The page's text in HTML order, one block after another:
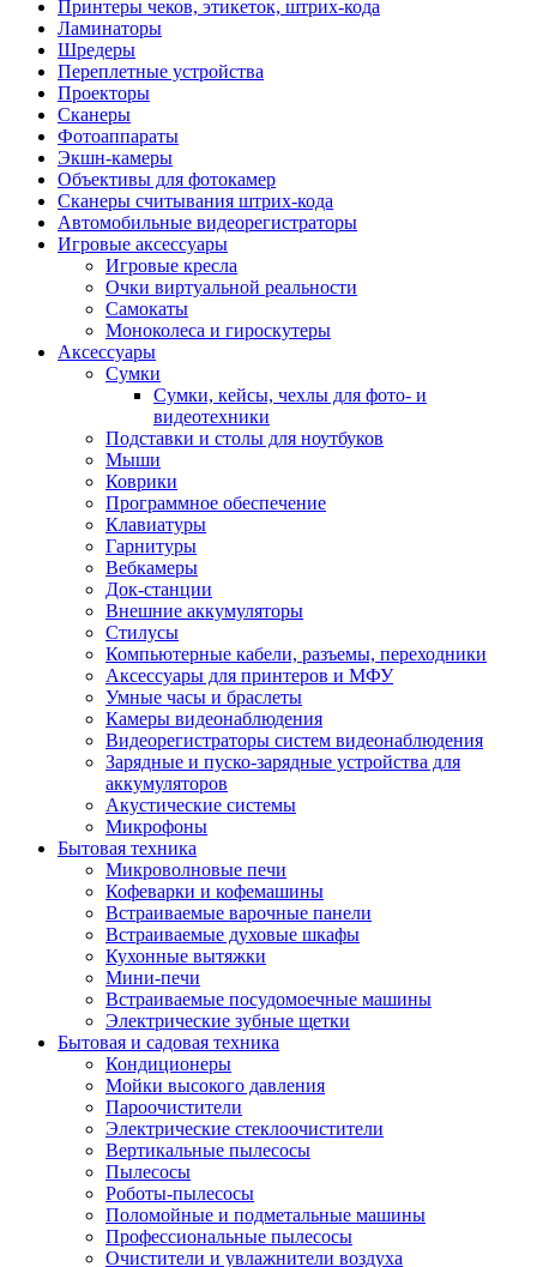
Принтеры чеков, этикеток, штрих-кода
Ламинаторы
Шредеры
Переплетные устройства
Проекторы
Сканеры
Фотоаппараты
Экшн-камеры
Объективы для фотокамер
Сканеры считывания штрих-кода
Автомобильные видеорегистраторы
Игровые аксессуары
Игровые кресла
Очки виртуальной реальности
Самокаты
Моноколеса и гироскутеры
Аксессуары
Сумки
Сумки, кейсы, чехлы для фото- и
видеотехники
Подставки и столы для ноутбуков
Мыши
Коврики
Программное обеспечение
Клавиатуры
Гарнитуры
Вебкамеры
Док-станции
Внешние аккумуляторы
Стилусы
Компьютерные кабели, разъемы, переходники
Аксессуары для принтеров и МФУ
Умные часы и браслеты
Камеры видеонаблюдения
Видеорегистраторы систем видеонаблюдения
Зарядные и пуско-зарядные устройства для
аккумуляторов
Акустические системы
Микрофоны
Бытовая техника
Микроволновые печи
Кофеварки и кофемашины
Встраиваемые варочные панели
Встраиваемые духовые шкафы
Кухонные вытяжки
Мини-печи
Встраиваемые посудомоечные машины
Электрические зубные щетки
Бытовая и садовая техника
Кондиционеры
Мойки высокого давления
Пароочистители
Электрические стеклоочистители
Вертикальные пылесосы
Пылесосы
Роботы-пылесосы
Поломойные и подметальные машины
Профессиональные пылесосы
Очистители и увлажнители воздуха